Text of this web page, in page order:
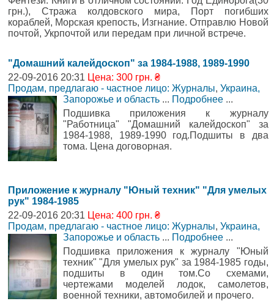
грн.), Стража колдовского мира, Порт погибших
кораблей, Морская крепость, Изгнание. Отправлю Новой
почтой, Укрпочтой или передам при личной встрече.
"Домашний калейдоскоп" за 1984-1988, 1989-1990
22-09-2016 20:31 Цена: 300 грн. ₴
Продам, предлагаю - частное лицо: Журналы, Украина,
Запорожье и область ... Подробнее ...
Подшивка приложения к журналу
"Работница" "Домашний калейдоскоп" за
1984-1988, 1989-1990 год.Подшиты в два
тома. Цена договорная.
Приложение к журналу "Юный техник" "Для умелых
рук" 1984-1985
22-09-2016 20:31 Цена: 400 грн. ₴
Продам, предлагаю - частное лицо: Журналы, Украина,
Запорожье и область ... Подробнее ...
Подшивка приложения к журналу "Юный
техник" "Для умелых рук" за 1984-1985 годы,
подшиты в один том.Со схемами,
чертежами моделей лодок, самолетов,
военной техники, автомобилей и прочего.